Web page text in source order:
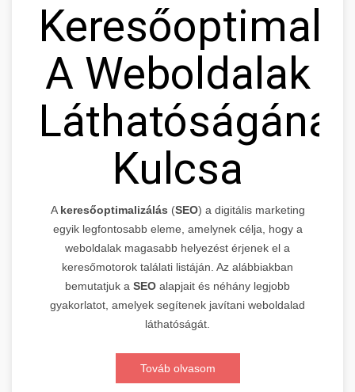
A Weboldalak
Láthatóságának
Kulcsa
A keresőoptimalizálás (SEO) a digitális marketing
egyik legfontosabb eleme, amelynek célja, hogy a
weboldalak magasabb helyezést érjenek el a
keresőmotorok találati listáján. Az alábbiakban
bemutatjuk a SEO alapjait és néhány legjobb
gyakorlatot, amelyek segítenek javítani weboldalad
láthatóságát.
Továb olvasom